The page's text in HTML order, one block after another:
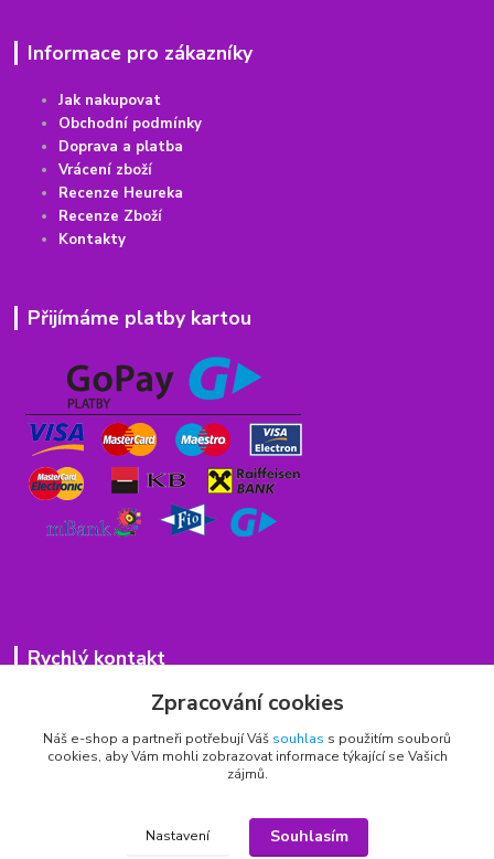
Informace pro zákazníky
Jak nakupovat
Obchodní podmínky
Doprava a platba
Vrácení zboží
Recenze Heureka
Recenze Zboží
Kontakty
Přijímáme platby kartou
Rychlý kontakt
Po - Pá 9,00 - 15,00 hod.
obchod(zavináč)hrbitovnizbozi.cz
Zpracování cookies
Náš e-shop a partneři potřebují Váš souhlas s použitím souborů
cookies, aby Vám mohli zobrazovat informace týkající se Vašich
zájmů.
Nastavení Souhlasím